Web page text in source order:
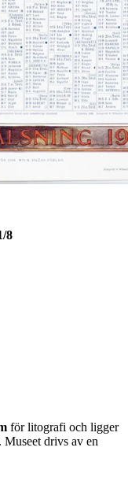
8
för litografi och ligger
drivs av en